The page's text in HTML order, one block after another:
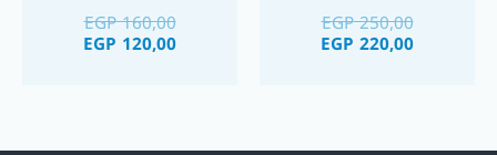
أذن سلكية مصنوعة من
الألمنيوم فاخرة
EGP250,00
EGP 220,00
EGP160,00
EGP 120,00